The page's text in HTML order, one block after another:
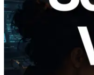
2026.05.24
Validators
Analyzer —
producción de
Validador